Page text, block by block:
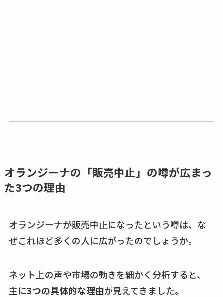
オランジーナの「販売中止」の噂が広まっ
た3つの理由
オランジーナが販売中止になったという噂は、な
ぜこれほど多くの人に広がったのでしょうか。
ネット上の声や市場の動きを細かく分析すると、
主に3つの具体的な理由が見えてきました。